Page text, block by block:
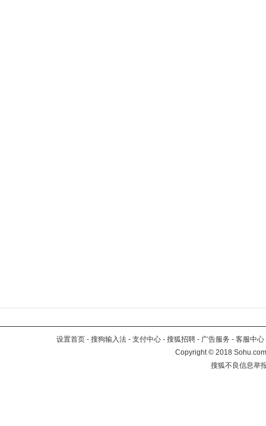
设置首页 - 搜狗输入法 - 支付中心 - 搜狐招聘 - 广告服务 - 客服中心
Copyright©2018
搜狐不良信息举